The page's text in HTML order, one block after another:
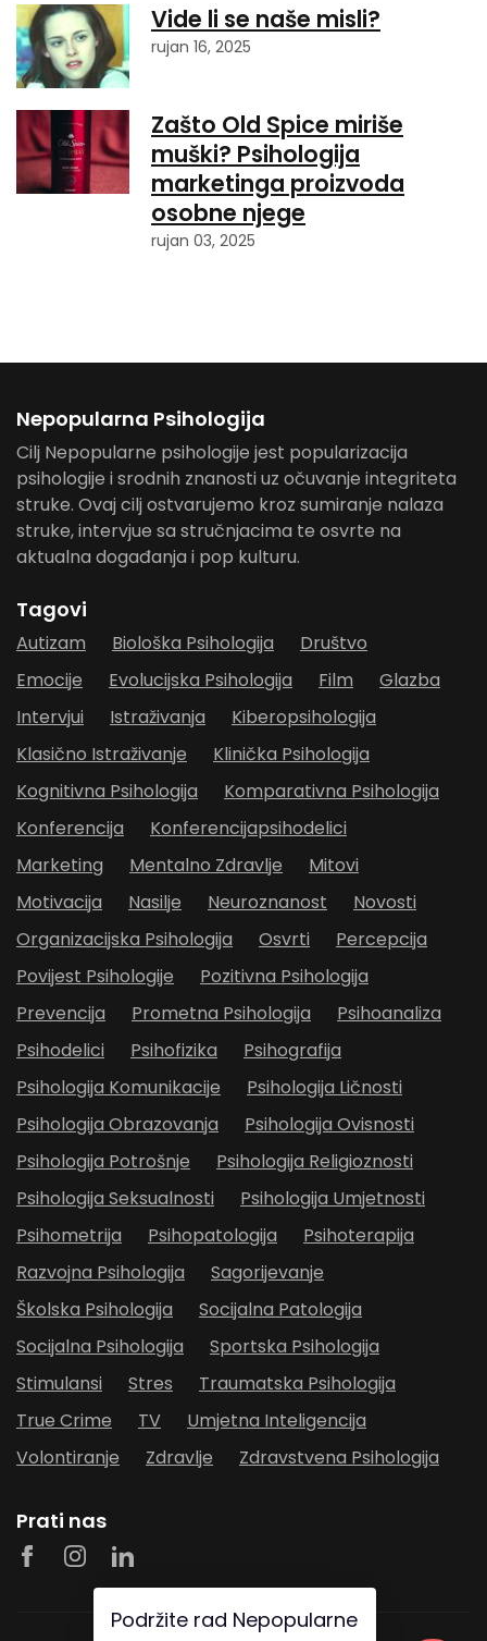
Vide li se naše misli?
rujan 16, 2025
Zašto Old Spice miriše
muški? Psihologija
marketinga proizvoda
osobne njege
rujan 03, 2025
Nepopularna Psihologija
Cilj Nepopularne psihologije jest popularizacija
psihologije i srodnih znanosti uz očuvanje integriteta
struke. Ovaj cilj ostvarujemo kroz sumiranje nalaza
struke, intervjue sa stručnjacima te osvrte na
aktualna događanja i pop kulturu.
Tagovi
Autizam Biološka Psihologija
Društvo
Emocije
Evolucijska Psihologija Film
Glazba
Intervjui
Istraživanja
Kiberopsihologija
Klasično Istraživanje
Klinička Psihologija
Kognitivna Psihologija
Komparativna Psihologija
Konferencija
Konferencijapsihodelici
Marketing
Mentalno Zdravlje
Mitovi
Motivacija
Nasilje Neuroznanost
Novosti
Organizacijska Psihologija
Osvrti
Percepcija
Povijest Psihologije
Pozitivna Psihologija
Prevencija
Prometna Psihologija
Psihoanaliza
Psihodelici
Psihofizika
Psihografija
Psihologija Komunikacije
Psihologija Ličnosti
Psihologija Obrazovanja
Psihologija Ovisnosti
Psihologija Potrošnje
Psihologija Religioznosti
Psihologija Seksualnosti
Psihologija Umjetnosti
Psihometrija
Psihopatologija
Psihoterapija
Razvojna Psihologija
Sagorijevanje
Školska Psihologija
Socijalna Patologija
Socijalna Psihologija
Sportska Psihologija
Stimulansi
Stres
Traumatska Psihologija
True Crime
TV
Umjetna Inteligencija
Volontiranje
Zdravlje Zdravstvena Psihologija
Prati nas
Podržite rad Nepopularne